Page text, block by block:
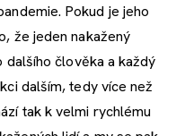
Pokud je jeho
že jeden nakažený
člověka a každý
dalším, tedy více než
tak k velmi rychlému